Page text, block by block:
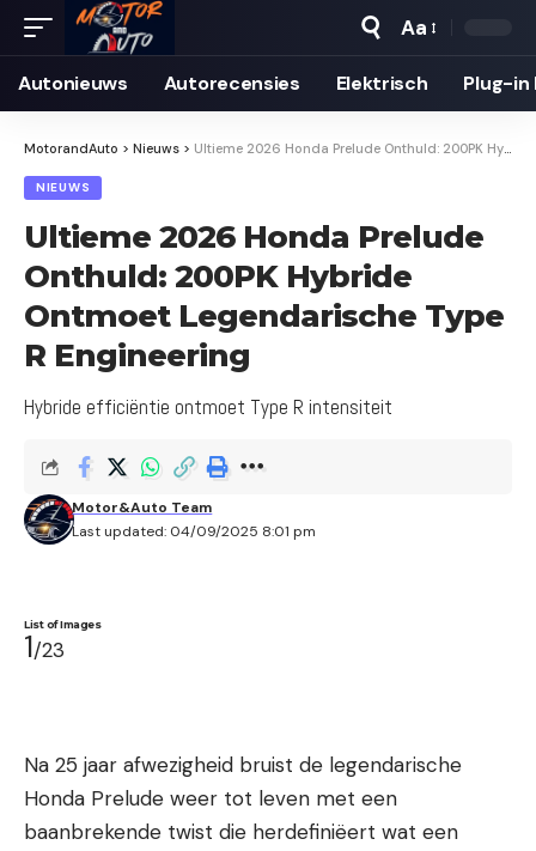
Aa
Autonieuws Auto­recensies Elektrisch Plug-in
MotorandAuto > Nieuws > Ultieme 2026 Honda Prelude Onthuld: 200PK Hybride Ontmoet Legendarische Type R Engineering
NIEUWS
Ultieme 2026 Honda Prelude
Onthuld: 200PK Hybride
Ontmoet Legendarische Type
R Engineering
Hybride efficiëntie ontmoet Type R intensiteit
Last updated: 04/09/2025 8:01 pm
Motor&Auto Team
List of Images
1/23
Na 25 jaar afwezigheid bruist de legendarische
Honda Prelude weer tot leven met een
baanbrekende twist die herdefiniëert wat een